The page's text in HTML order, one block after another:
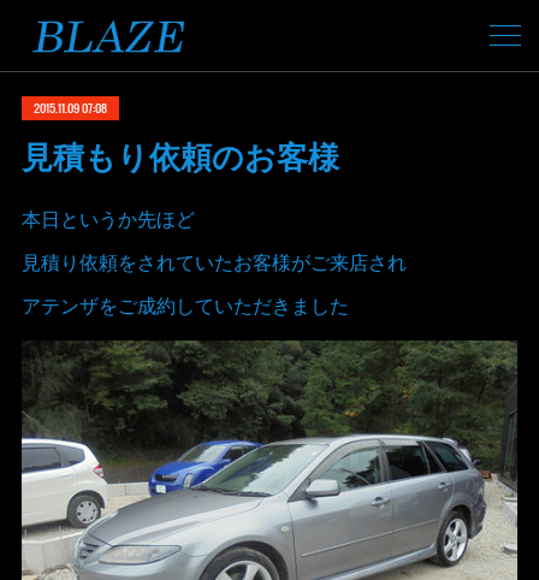
2015.11.09 07:08
見積もり依頼のお客様
本日というか先ほど
見積り依頼をされていたお客様がご来店され
アテンザをご成約していただきました